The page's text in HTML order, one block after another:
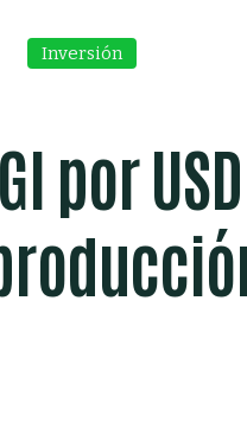
Inversión
por